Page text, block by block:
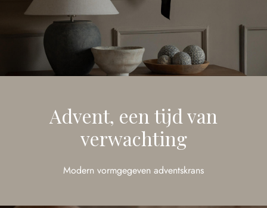
Advent, een tijd van
verwachting
Modern vormgegeven adventskrans